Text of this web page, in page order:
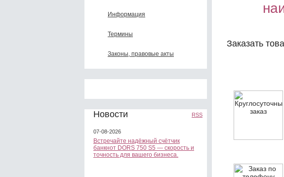
Информация
Термины
Законы, правовые акты
Новости RSS
07-08-2026
Встречайте надёжный счётчик
банкнот DORS 750 S5 — скорость и
точность для вашего бизнеса.
Заказать